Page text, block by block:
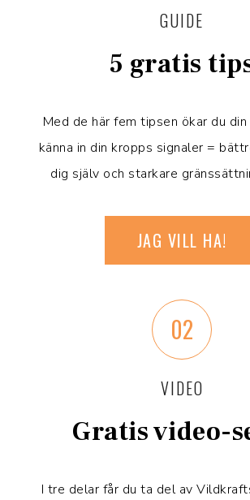
GUIDE
5 gratis
Med de här fem tipsen ökar du
känna in din kropps signaler =
dig själv och starkare
JAG VILL HA!
02
VIDEO
Gratis video-
I tre delar får du ta del av